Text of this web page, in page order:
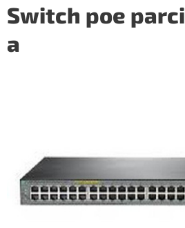
Switch poe
a